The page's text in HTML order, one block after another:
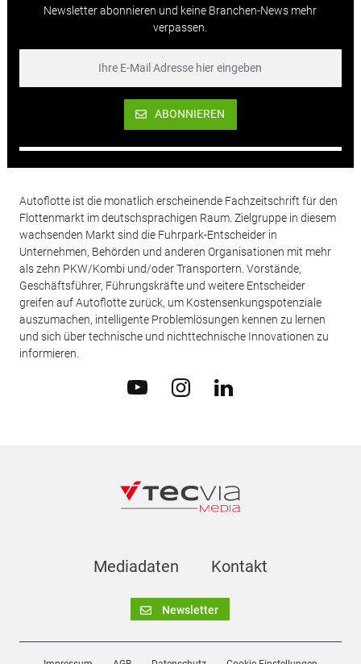
Newsletter abonnieren und keine Branchen-News mehr
verpassen.
ABONNIEREN
Autoflotte ist die monatlich erscheinende Fachzeitschrift für den
Flottenmarkt im deutschsprachigen Raum. Zielgruppe in diesem
wachsenden Markt sind die Fuhrpark-Entscheider in
Unternehmen, Behörden und anderen Organisationen mit mehr
als zehn PKW/Kombi und/oder Transportern. Vorstände,
Geschäftsführer, Führungskräfte und weitere Entscheider
greifen auf Autoflotte zurück, um Kostensenkungspotenziale
auszumachen, intelligente Problemlösungen kennen zu lernen
und sich über technische und nichttechnische Innovationen zu
informieren.
Mediadaten Kontakt
Newsletter